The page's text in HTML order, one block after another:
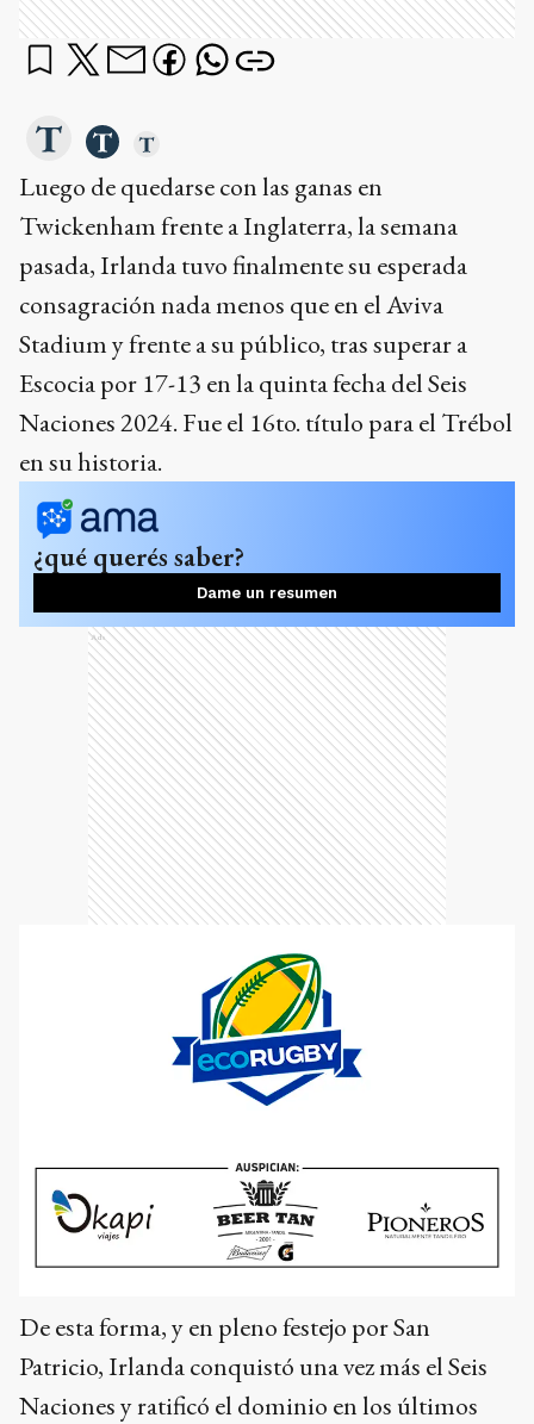
Luego de quedarse con las ganas en
Twickenham frente a Inglaterra, la semana
pasada, Irlanda tuvo finalmente su esperada
consagración nada menos que en el Aviva
Stadium y frente a su público, tras superar a
Escocia por 17-13 en la quinta fecha del Seis
Naciones 2024. Fue el 16to. título para el Trébol
en su historia.
¿qué querés saber?
Dame un resumen
Ads
De esta forma, y en pleno festejo por San
Patricio, Irlanda conquistó una vez más el Seis
Naciones y ratificó el dominio en los últimos